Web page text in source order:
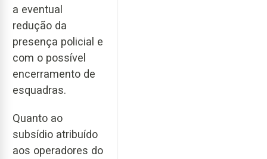
a eventual
redução da
presença policial e
com o possível
encerramento de
esquadras.
Quanto ao
subsídio atribuído
aos operadores do